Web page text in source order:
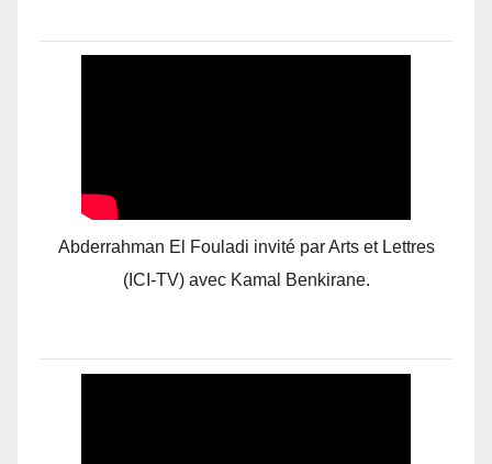
Abderrahman El Fouladi invité par Arts et Lettres
(ICI-TV) avec Kamal Benkirane.